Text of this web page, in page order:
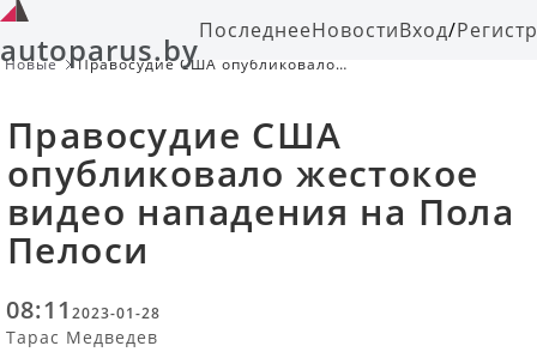
autoparus.byПоследнееНовостиВход/
Новые
Правосудие США опубликовало
Правосудие США
опубликовало жестокое
видео нападения на Пола
Пелоси
08:11 2023-01-28
Тарас Медведев